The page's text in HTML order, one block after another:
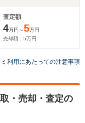
査定額
4万円～5万円
売却額： 5万円
ミ利用にあたっての注意事項
・売却・査定の